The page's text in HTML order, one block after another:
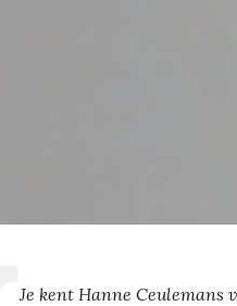
Je kent Hanne Ceulemans